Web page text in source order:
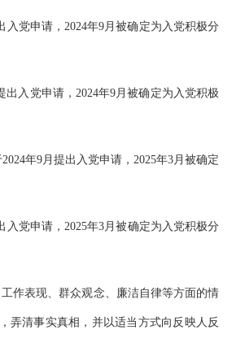
入党申请， 2024年9月被确定为入党积极分
出入党申请，2024年9月被确定为入党积极
年9月提出入党申请，2025年3月被确定
入党申请，2025年3月被确定为入党积极分
作表现、群众观念、廉洁自律等方面的情
弄清事实真相，并以适当方式向反映人反